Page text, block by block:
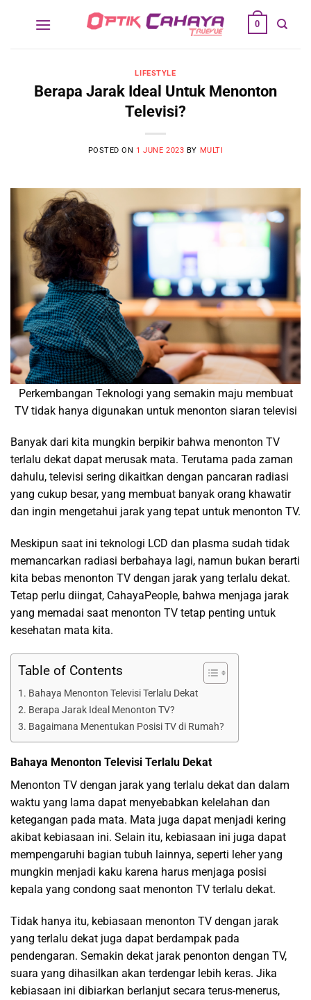
0
LIFESTYLE
Berapa Jarak Ideal Untuk Menonton
Televisi?
POSTED ON 1 JUNE 2023 BY MULTI
Perkembangan Teknologi yang semakin maju membuat
TV tidak hanya digunakan untuk menonton siaran televisi
Banyak dari kita mungkin berpikir bahwa menonton TV
terlalu dekat dapat merusak mata. Terutama pada zaman
dahulu, televisi sering dikaitkan dengan pancaran radiasi
yang cukup besar, yang membuat banyak orang khawatir
dan ingin mengetahui jarak yang tepat untuk menonton TV.
Meskipun saat ini teknologi LCD dan plasma sudah tidak
memancarkan radiasi berbahaya lagi, namun bukan berarti
kita bebas menonton TV dengan jarak yang terlalu dekat.
Tetap perlu diingat, CahayaPeople, bahwa menjaga jarak
yang memadai saat menonton TV tetap penting untuk
kesehatan mata kita.
Table of Contents
Bahaya Menonton Televisi Terlalu Dekat
Berapa Jarak Ideal Menonton TV?
Bagaimana Menentukan Posisi TV di Rumah?
Bahaya Menonton Televisi Terlalu Dekat
Menonton TV dengan jarak yang terlalu dekat dan dalam
waktu yang lama dapat menyebabkan kelelahan dan
ketegangan pada mata. Mata juga dapat menjadi kering
akibat kebiasaan ini. Selain itu, kebiasaan ini juga dapat
mempengaruhi bagian tubuh lainnya, seperti leher yang
mungkin menjadi kaku karena harus menjaga posisi
kepala yang condong saat menonton TV terlalu dekat.
Tidak hanya itu, kebiasaan menonton TV dengan jarak
yang terlalu dekat juga dapat berdampak pada
pendengaran. Semakin dekat jarak penonton dengan TV,
suara yang dihasilkan akan terdengar lebih keras. Jika
kebiasaan ini dibiarkan berlanjut secara terus-menerus,